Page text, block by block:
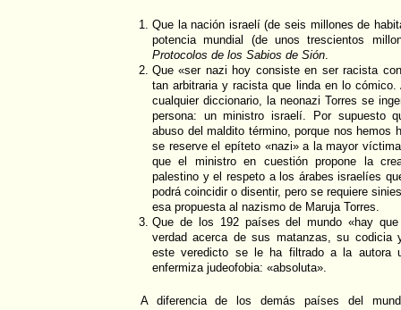
Que la nación israelí (de seis millones de
potencia mundial (de unos trescientos
Protocolos de los Sabios de Sión.
Que «ser nazi hoy consiste en ser racista
tan arbitraria y racista que linda en lo cómico.
cualquier diccionario, la neonazi Torres se
persona: un ministro israelí. Por supuesto
abuso del maldito término, porque nos hemos
se reserve el epíteto «nazi» a la mayor
que el ministro en cuestión propone la
palestino y el respeto a los árabes israelíes
podrá coincidir o disentir, pero se requiere
esa propuesta al nazismo de Maruja Torres.
Que de los 192 países del mundo «hay
verdad acerca de sus matanzas, su codicia
este veredicto se le ha filtrado a la autora
enfermiza judeofobia: «absoluta».
A diferencia de los demás países del